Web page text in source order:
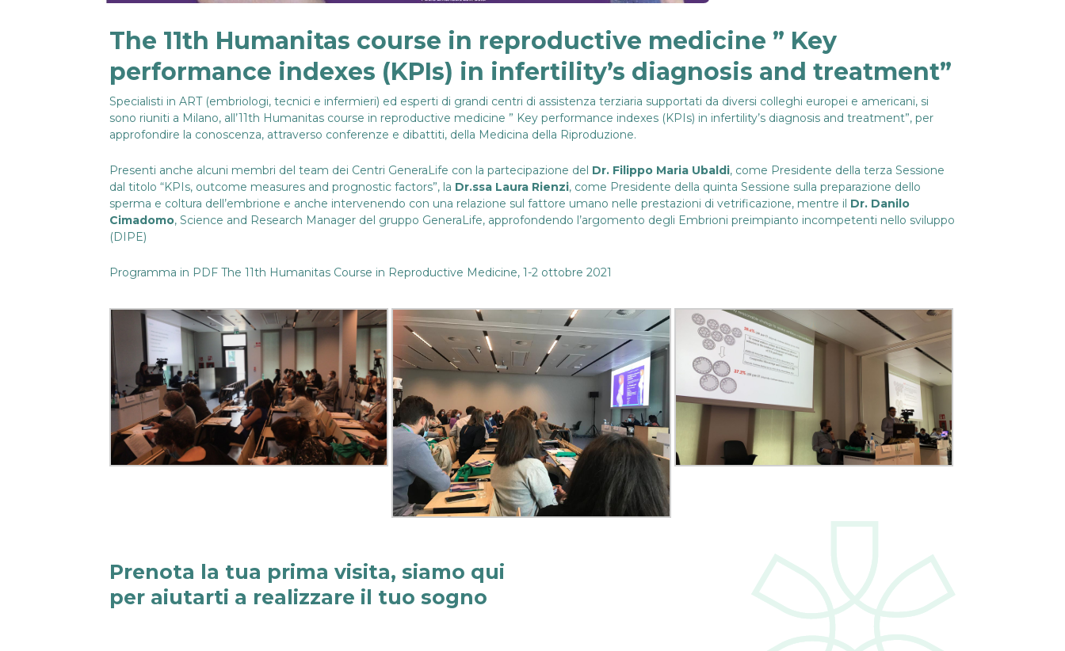
The 11th Humanitas course in reproductive medicine ” Key
performance indexes (KPIs) in infertility’s diagnosis and treatment”
Specialisti in ART (embriologi, tecnici e infermieri) ed esperti di grandi centri di assistenza terziaria supportati da diversi colleghi europei e americani, si
sono riuniti a Milano, all’11th Humanitas course in reproductive medicine ” Key performance indexes (KPIs) in infertility’s diagnosis and treatment”, per
approfondire la conoscenza, attraverso conferenze e dibattiti, della Medicina della Riproduzione.
Presenti anche alcuni membri del team dei Centri GeneraLife con la partecipazione del Dr. Filippo Maria Ubaldi, come Presidente della terza Sessione
dal titolo “KPIs, outcome measures and prognostic factors”, la Dr.ssa Laura Rienzi, come Presidente della quinta Sessione sulla preparazione dello
sperma e coltura dell’embrione e anche intervenendo con una relazione sul fattore umano nelle prestazioni di vetrificazione, mentre il Dr. Danilo
Cimadomo, Science and Research Manager del gruppo GeneraLife, approfondendo l’argomento degli Embrioni preimpianto incompetenti nello sviluppo
(DIPE)
Programma in PDF The 11th Humanitas Course in Reproductive Medicine, 1-2 ottobre 2021
Prenota la tua prima visita, siamo qui
per aiutarti a realizzare il tuo sogno